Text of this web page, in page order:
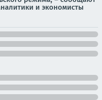
и экономисты